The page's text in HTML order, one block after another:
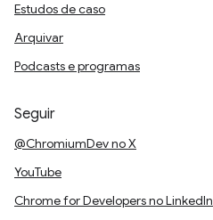
Estudos de caso
Arquivar
Podcasts e programas
Seguir
@ChromiumDev no X
YouTube
Chrome for Developers no LinkedIn